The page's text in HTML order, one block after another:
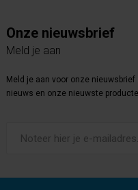
Onze nieuwsbrief
Meld je aan
Meld je aan voor onze
nieuws en onze nieuwste